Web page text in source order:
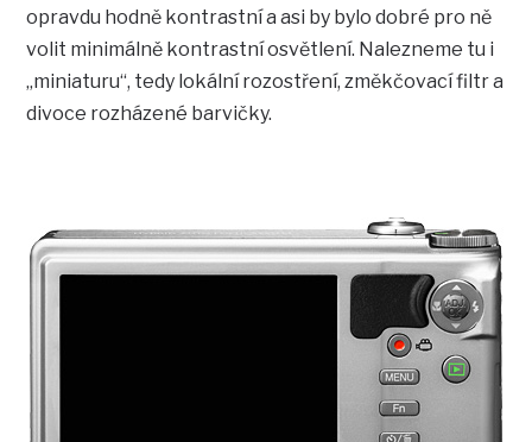
opravdu hodně kontrastní a asi by bylo dobré pro ně
volit minimálně kontrastní osvětlení. Nalezneme tu i
„miniaturu“, tedy lokální rozostření, změkčovací filtr a
divoce rozházené barvičky.